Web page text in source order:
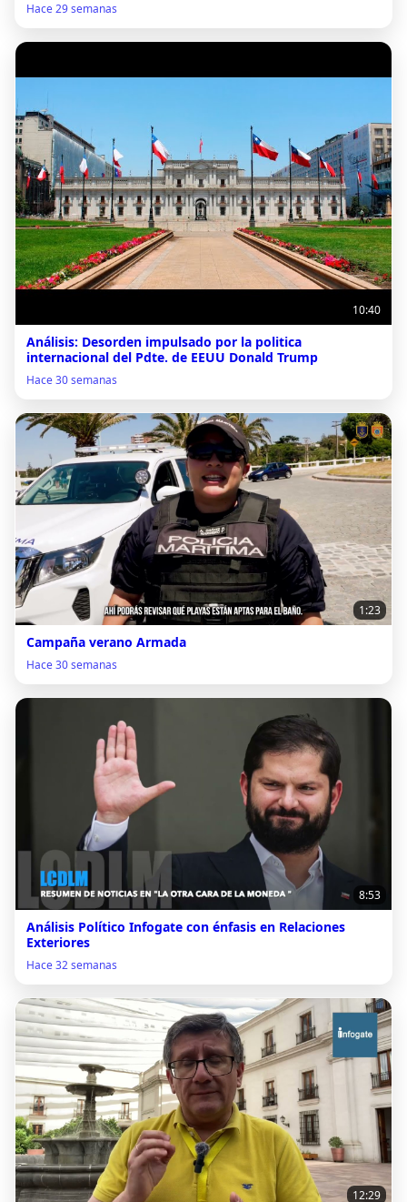
Hace 29 semanas
10:40
Análisis: Desorden impulsado por la politica
internacional del Pdte. de EEUU Donald Trump
Hace 30 semanas
1:23
Campaña verano Armada
Hace 30 semanas
8:53
Análisis Político Infogate con énfasis en Relaciones
Exteriores
Hace 32 semanas
12:29